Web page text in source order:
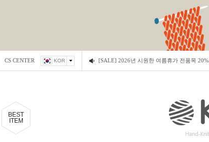
CS CENTER KOR [SALE] 2026년 시원한 여름휴가 전품목 20%..
BEST
ITEM